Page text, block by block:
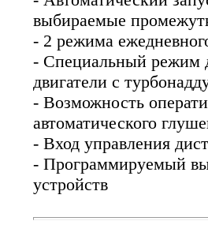
выбираемые
- 2 режима
- Специальный режим
двигатели с
- Возможность
автоматического
- Вход управления
- Программируемый
устройств